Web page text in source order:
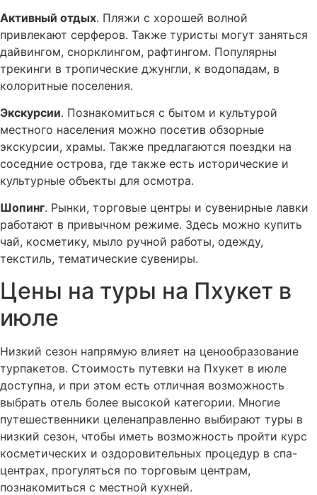
Активный отдых. Пляжи с хорошей волной
привлекают серферов. Также туристы могут заняться
дайвингом, снорклингом, рафтингом. Популярны
трекинги в тропические джунгли, к водопадам, в
колоритные поселения.
Экскурсии. Познакомиться с бытом и культурой
местного населения можно посетив обзорные
экскурсии, храмы. Также предлагаются поездки на
соседние острова, где также есть исторические и
культурные объекты для осмотра.
Шопинг. Рынки, торговые центры и сувенирные лавки
работают в привычном режиме. Здесь можно купить
чай, косметику, мыло ручной работы, одежду,
текстиль, тематические сувениры.
Цены на туры на Пхукет в
июле
Низкий сезон напрямую влияет на ценообразование
турпакетов. Стоимость путевки на Пхукет в июле
доступна, и при этом есть отличная возможность
выбрать отель более высокой категории. Многие
путешественники целенаправленно выбирают туры в
низкий сезон, чтобы иметь возможность пройти курс
косметических и оздоровительных процедур в спа-
центрах, прогуляться по торговым центрам,
познакомиться с местной кухней.